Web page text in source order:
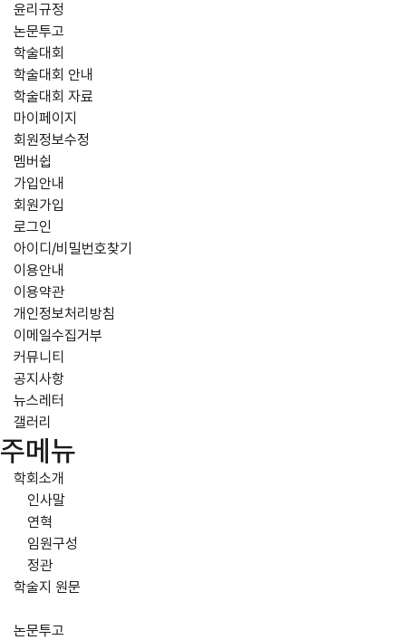
윤리규정
논문투고
학술대회
학술대회 안내
학술대회 자료
마이페이지
회원정보수정
멤버쉽
가입안내
회원가입
로그인
아이디/비밀번호찾기
이용안내
이용약관
개인정보처리방침
이메일수집거부
커뮤니티
공지사항
뉴스레터
갤러리
주메뉴
학회소개
인사말
연혁
임원구성
정관
학술지 원문
논문투고